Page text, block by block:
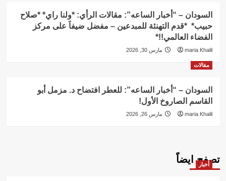
السودان – “أخبار الساعه”: مقالات الرأي: *ولنا راي* *صلاح
حبيب* *قدم التهنئة للمبدعين – مفضل ضيفاََ على مركز
الفضاء العالمي!!*
maria Khalil مارس 30, 2026
مقالات
السودان – “أخبار الساعه”: للعطر افتضاح د. مزمل أبو
القاسم الصاروخ الأول!
maria Khalil مارس 26, 2026
تصفح ايضاً
أخبار